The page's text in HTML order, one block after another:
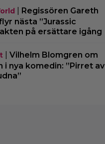
Regissören Gareth
nästa ”Jurassic
på ersättare igång
| Vilhelm Blomgren om
i nya komedin: ”Pirret av